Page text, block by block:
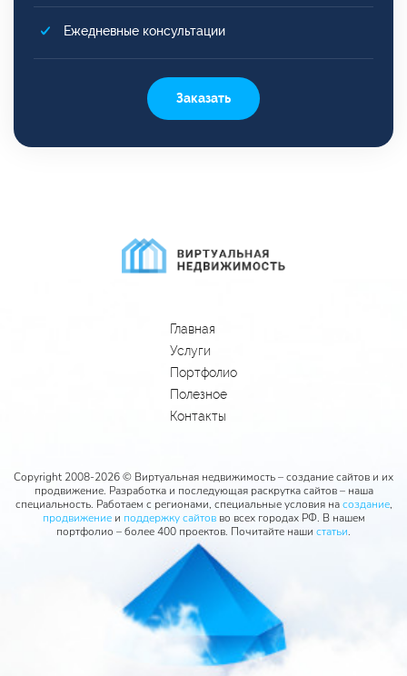
Ежедневные консультации
Заказать
Главная
Услуги
Портфолио
Полезное
Контакты
Copyright 2008-2026 © Виртуальная недвижимость – создание сайтов и их
продвижение. Разработка и последующая раскрутка сайтов – наша
специальность. Работаем с регионами, специальные условия насоздание,
продвижениеи поддержку сайтовво всех городах РФ. В нашем
портфолио – более 400 проектов. Почитайте наши статьи.